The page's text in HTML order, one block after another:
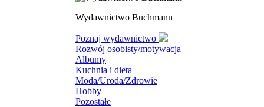
Wydawnictwo Buchmann
Poznaj wydawnictwo
Rozwój osobisty/motywacja
Albumy
Kuchnia i dieta
Moda/Uroda/Zdrowie
Hobby
Pozostałe